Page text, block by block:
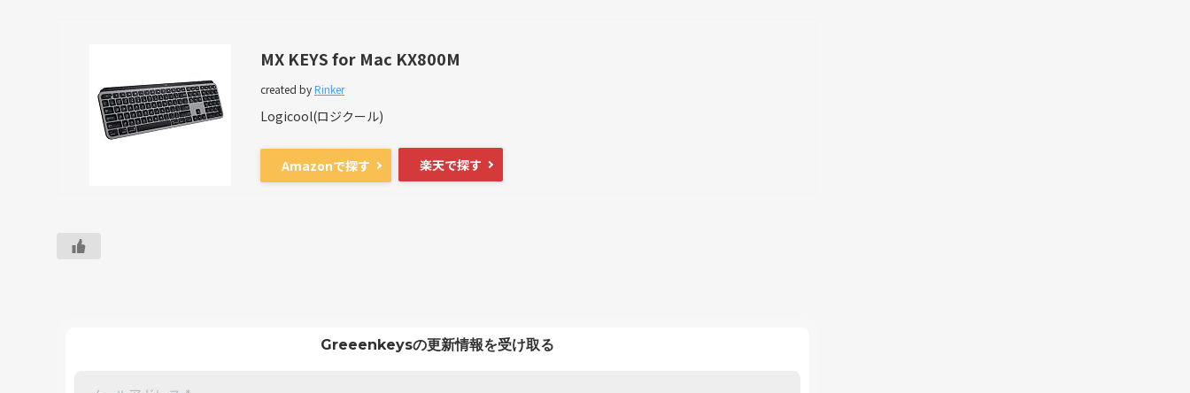
MX KEYS for Mac KX800M
created byRinker
Logicool(ロジクール)
Amazonで探す 楽天で探す
Greeenkeysの更新情報を受け取る